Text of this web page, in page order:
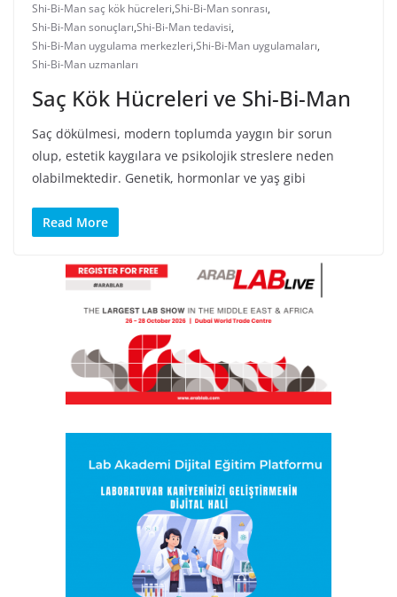
Shi-Bi-Man saç kök hücreleri,Shi-Bi-Man sonrası,
Shi-Bi-Man sonuçları,Shi-Bi-Man tedavisi,
Shi-Bi-Man uygulama merkezleri,Shi-Bi-Man uygulamaları,
Shi-Bi-Man uzmanları
Saç Kök Hücreleri ve Shi-Bi-Man
Saç dökülmesi, modern toplumda yaygın bir sorun
olup, estetik kaygılara ve psikolojik streslere neden
olabilmektedir. Genetik, hormonlar ve yaş gibi
Read More